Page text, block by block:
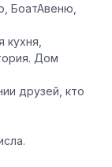
БоатАвеню,
Дом
друзей, кто